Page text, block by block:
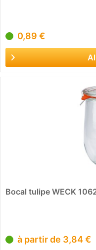
0,89 €
Bocal tulipe WECK
à partir de 3,84 €